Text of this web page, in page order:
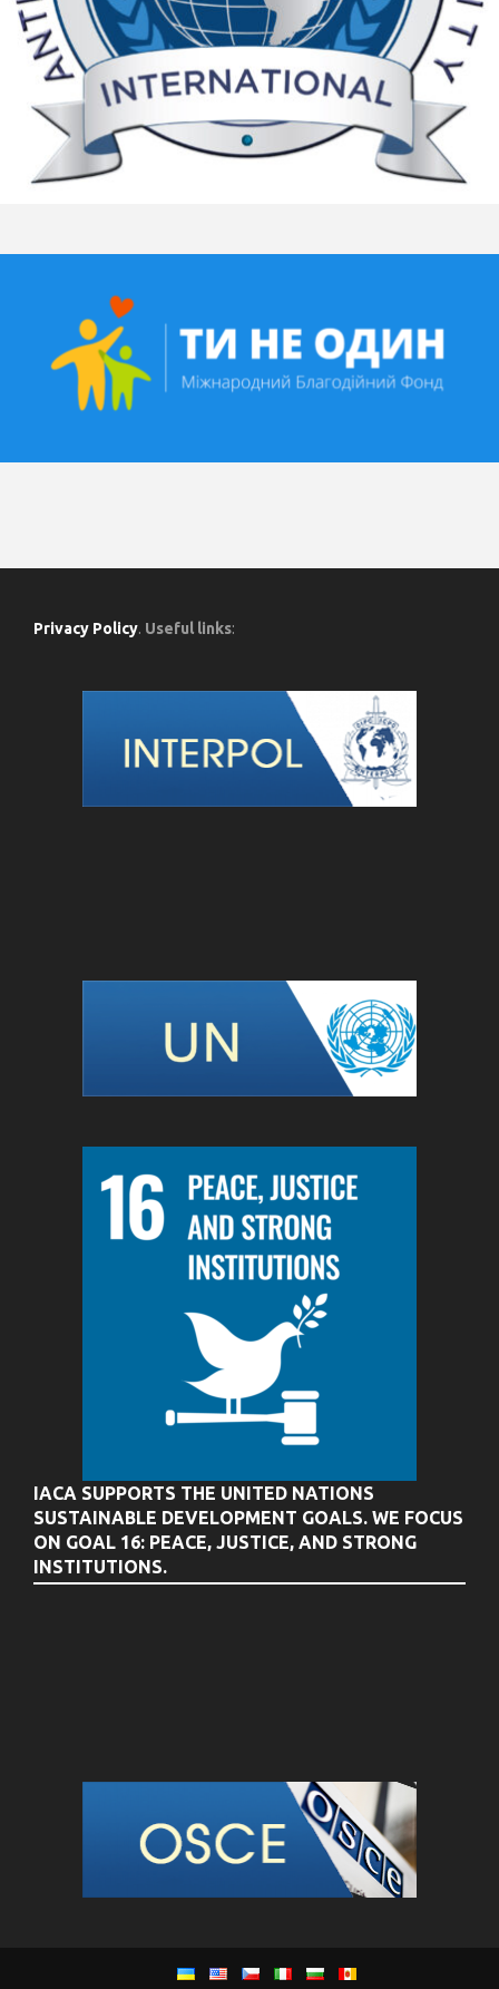
Privacy Policy. Useful links:
IACA SUPPORTS THE UNITED NATIONS
SUSTAINABLE DEVELOPMENT GOALS. WE FOCUS
ON GOAL 16: PEACE, JUSTICE, AND STRONG
INSTITUTIONS.